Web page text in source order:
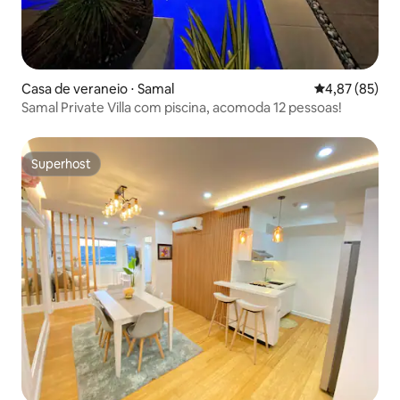
Casa de veraneio ⋅ Samal 4,87 de uma
4,87 (85)
Samal Private Villa com piscina, acomoda 12 pessoas!
Superhost
Superhost